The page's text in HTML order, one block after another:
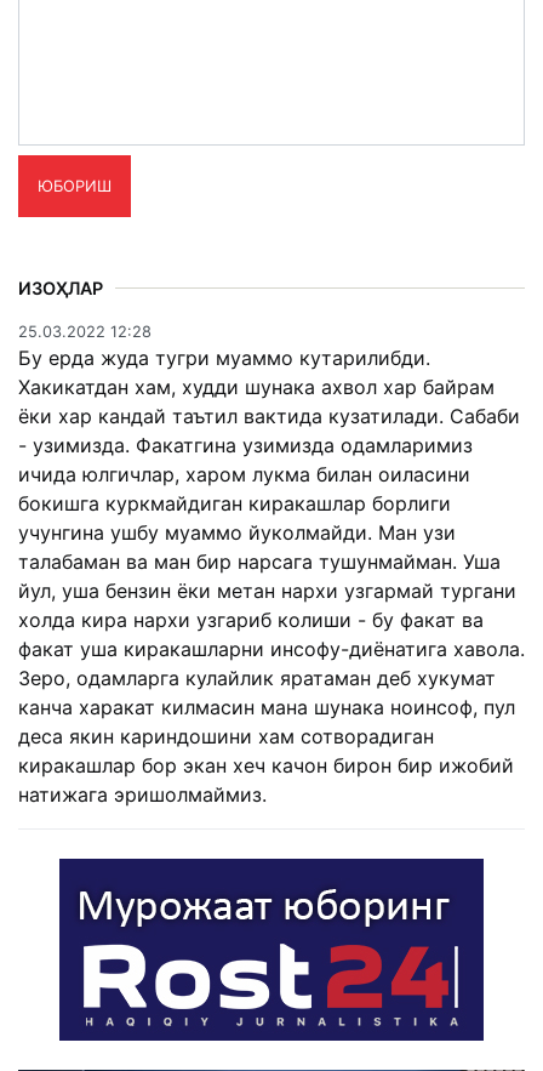
ЮБОРИШ
ИЗОҲЛАР
25.03.2022 12:28
Бу ерда жуда тугри муаммо кутарилибди.
Хакикатдан хам, худди шунака ахвол хар байрам
ёки хар кандай таътил вактида кузатилади. Сабаби
- узимизда. Факатгина узимизда одамларимиз
ичида юлгичлар, харом лукма билан оиласини
бокишга куркмайдиган киракашлар борлиги
учунгина ушбу муаммо йуколмайди. Ман узи
талабаман ва ман бир нарсага тушунмайман. Уша
йул, уша бензин ёки метан нархи узгармай тургани
холда кира нархи узгариб колиши - бу факат ва
факат уша киракашларни инсофу-диёнатига хавола.
Зеро, одамларга кулайлик яратаман деб хукумат
канча харакат килмасин мана шунака ноинсоф, пул
деса якин кариндошини хам сотворадиган
киракашлар бор экан хеч качон бирон бир ижобий
натижага эришолмаймиз.